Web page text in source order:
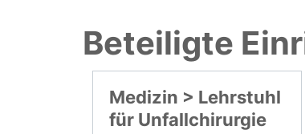
Beteiligte
Medizin > Lehrstuhl
für Unfallchirurgie